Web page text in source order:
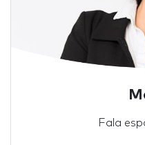
Fala